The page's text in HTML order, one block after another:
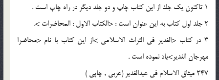
1 تاكنون يك جلد از اين كتاب چاپ و دو جلد ديگر در راه چاپ است .
2 جلد اول كتاب به اين عنوان است : <الكتاب الاول : المحاضرات >.
3 در كتاب <الغدير فى التراث الاسلامى >از اين كتاب با نام <محاضرا
مهرجان الغدير>ياد نموده است .
247 ميثاق الاسلام فى عيدالغدير (عربى , چاپى )